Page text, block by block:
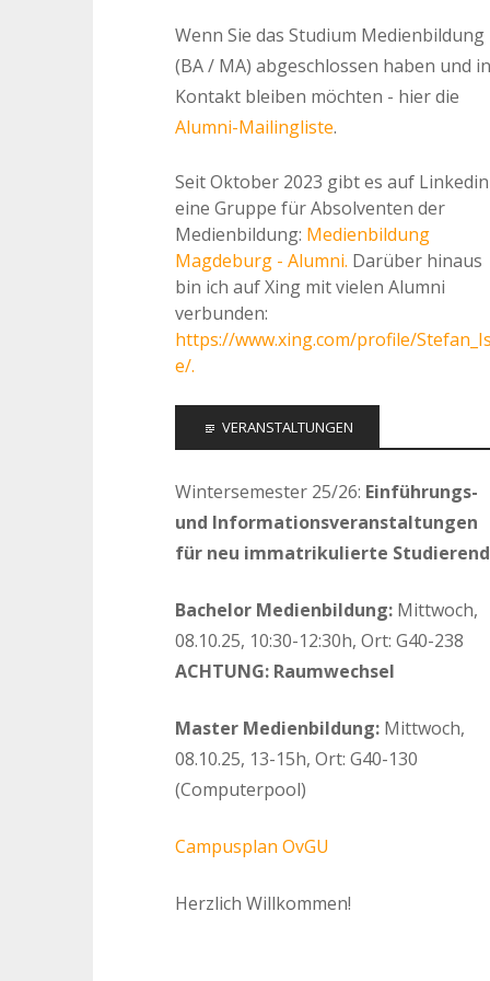
Wenn Sie das Studium Medienbildung
(BA / MA) abgeschlossen haben und in
Kontakt bleiben möchten - hier die
Alumni-Mailingliste.
Seit Oktober 2023 gibt es auf Linkedin
eine Gruppe für Absolventen der
Medienbildung: Medienbildung
Magdeburg - Alumni. Darüber hinaus
bin ich auf Xing mit vielen Alumni
verbunden:
https://www.xing.com/profile/
e/.
VERANSTALTUNGEN
Wintersemester 25/26: Einführungs-
und Informationsveranstaltungen
für neu immatrikulierte
Bachelor Medienbildung: Mittwoch,
08.10.25, 10:30-12:30h, Ort: G40-238
ACHTUNG: Raumwechsel
Master Medienbildung: Mittwoch,
08.10.25, 13-15h, Ort: G40-130
(Computerpool)
Campusplan OvGU
Herzlich Willkommen!